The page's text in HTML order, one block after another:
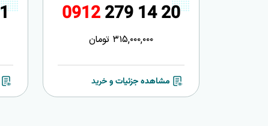
0912279 1420
315,000,000 تومان
مشاهده جزئیات و خرید
1